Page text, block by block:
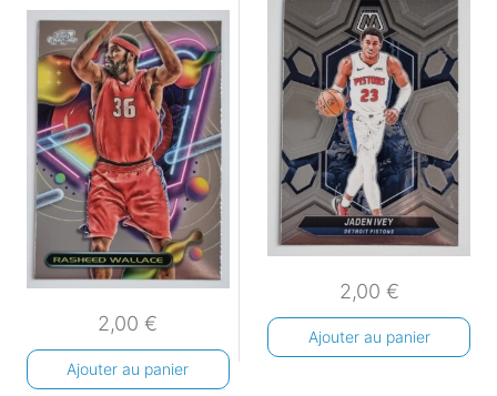
2,00€
Ajouter au panier
2,00 €
Ajouter au panier